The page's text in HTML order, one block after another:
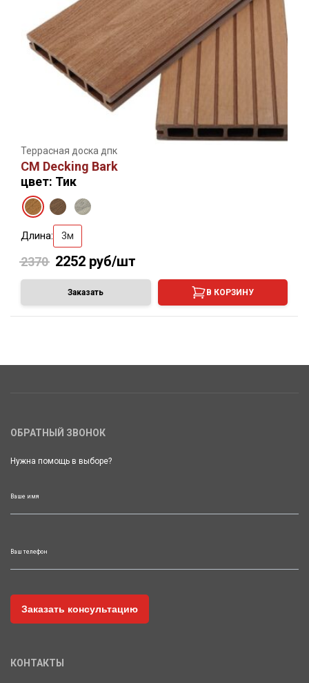
Террасная доска дпк
CM Decking Bark
цвет: Тик
Длина: 3м
2370 2252 руб/шт
Заказать В КОРЗИНУ
ОБРАТНЫЙ ЗВОНОК
Нужна помощь в выборе?
Ваше имя
Ваш телефон
КОНТАКТЫ